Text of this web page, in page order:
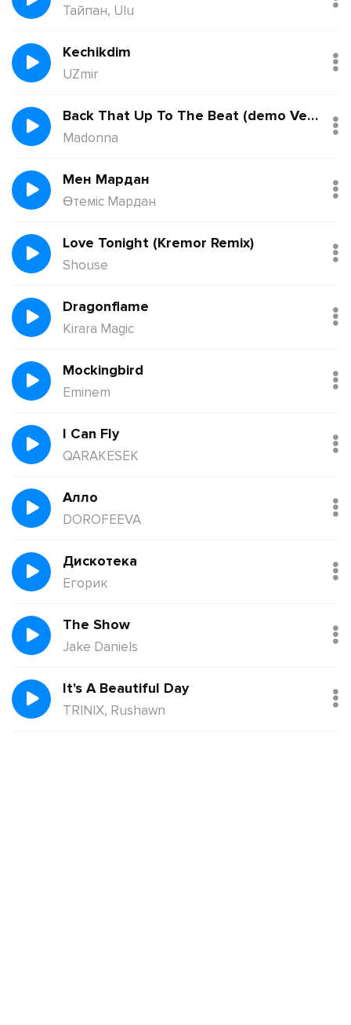
Тайпан, Ulu
Kechikdim
UZmir
Back That Up To The Beat (demo Version)
Madonna
Мен Мардан
Өтеміс Мардан
Love Tonight (Kremor Remix)
Shouse
Dragonflame
Kirara Magic
Mockingbird
Eminem
I Can Fly
QARAKESEK
Алло
DOROFEEVA
Дискотека
Егорик
The Show
Jake Daniels
It's A Beautiful Day
TRINIX, Rushawn